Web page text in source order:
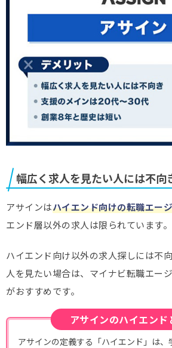
幅広く求人を見たい人には不向
アサインはハイエンド向けの転職エー
エンド層以外の求人は限られています。
ハイエンド向け以外の求人探しには不
人を見たい場合は、マイナビ転職エー
がおすすめです。
アサインのハイエンド
アサインの定義する「ハイエンド」は、